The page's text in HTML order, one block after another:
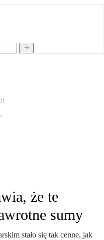
że te
sumy
stało się tak cenne, jak